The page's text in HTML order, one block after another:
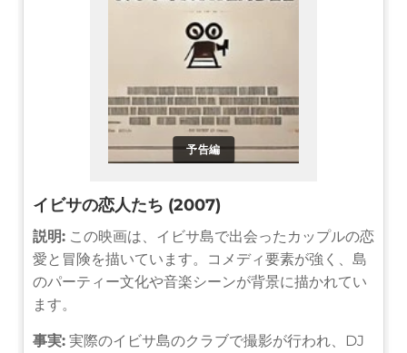
予告編
イビサの恋人たち (2007)
説明: この映画は、イビサ島で出会ったカップルの恋
愛と冒険を描いています。コメディ要素が強く、島
のパーティー文化や音楽シーンが背景に描かれてい
ます。
事実: 実際のイビサ島のクラブで撮影が行われ、DJ